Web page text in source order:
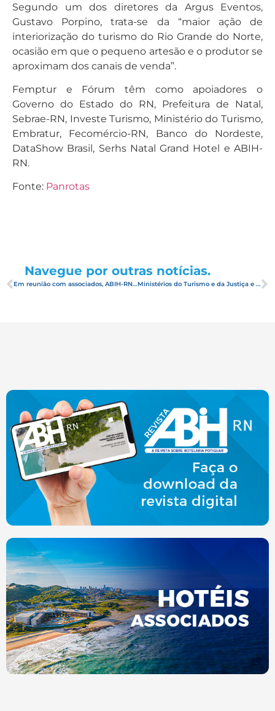
Segundo um dos diretores da Argus Eventos,
Gustavo Porpino, trata-se da “maior ação de
interiorização do turismo do Rio Grande do Norte,
ocasião em que o pequeno artesão e o produtor se
aproximam dos canais de venda”.
Femptur e Fórum têm como apoiadores o
Governo do Estado do RN, Prefeitura de Natal,
Sebrae-RN, Investe Turismo, Ministério do Turismo,
Embratur, Fecomércio-RN, Banco do Nordeste,
DataShow Brasil, Serhs Natal Grand Hotel e ABIH-
RN.
Fonte: Panrotas
Navegue por outras notícias.
Em reunião com associados, ABIH-RN apresenta campanha de vendas com a CVC Ministérios do Turismo e da Justiça e Segurança Pública tratam de remarcação de viagens e direitos dos turistas